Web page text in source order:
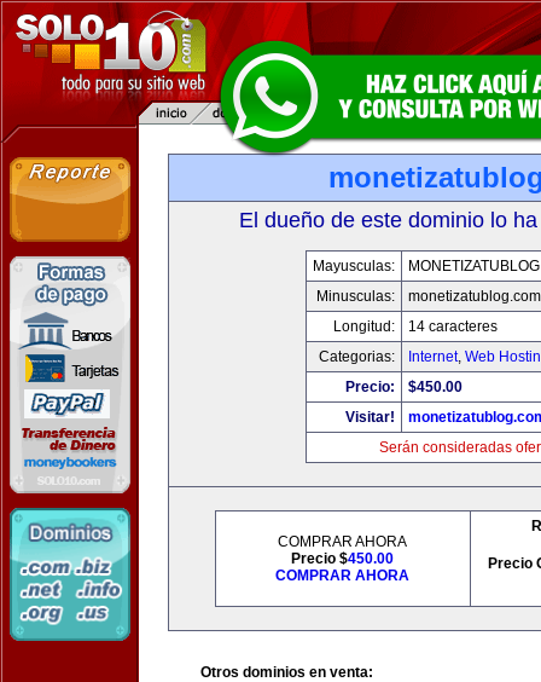
El dueño de este dominio lo
Mayusculas:
Minusculas:
monetizatublog.com
Longitud:
14 caracteres
Categorias:
Internet, Web
Precio:
$450.00
Visitar!
Serán consideradas
COMPRAR AHORA
Precio $450.00
COMPRAR AHORA
Precio
Otros dominios en venta: